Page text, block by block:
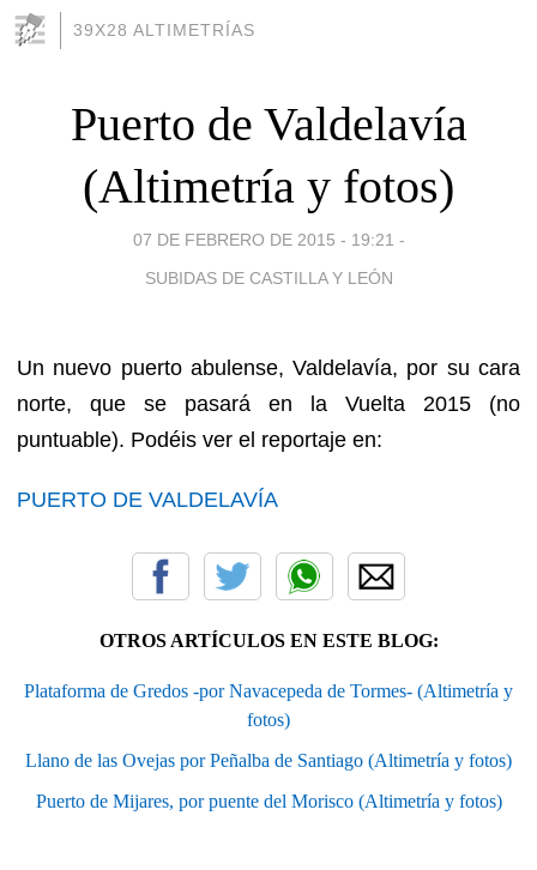
39X28 ALTIMETRÍAS
Puerto de Valdelavía
(Altimetría y fotos)
07 DE FEBRERO DE 2015 - 19:21 -
SUBIDAS DE CASTILLA Y LEÓN
Un nuevo puerto abulense, Valdelavía, por su cara
norte, que se pasará en la Vuelta 2015 (no
puntuable). Podéis ver el reportaje en:
PUERTO DE VALDELAVÍA
OTROS ARTÍCULOS EN ESTE BLOG:
Plataforma de Gredos -por Navacepeda de Tormes- (Altimetría y
fotos)
Llano de las Ovejas por Peñalba de Santiago (Altimetría y fotos)
Puerto de Mijares, por puente del Morisco (Altimetría y fotos)